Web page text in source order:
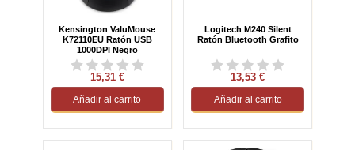
Kensington ValuMouse
K72110EU Ratón USB
1000DPI Negro
15,31 €
Añadir al carrito
Logitech M240 Silent
Ratón Bluetooth Grafito
13,53 €
Añadir al carrito